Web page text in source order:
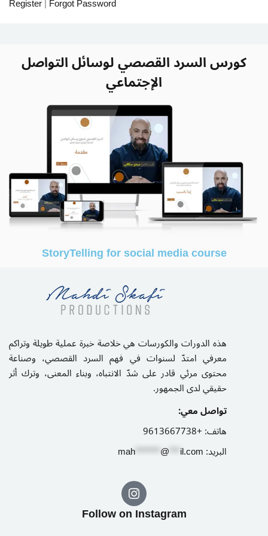
كورس السرد القصصي لوسائل التواصل
الإجتماعي
StoryTelling for social media course
هذه الدورات والكورسات هي خلاصة خبرة عملية طويلة وتراكم
معرفي امتدّ لسنوات في فهم السرد القصصي، وصناعة
محتوى مرئي قادر على شدّ الانتباه، وبناء المعنى، وترك أثر
حقيقي لدى الجمهور.
تواصل معي:
هاتف:+9613667738
البريد:
mah*******@***il.com
Follow on Instagram​